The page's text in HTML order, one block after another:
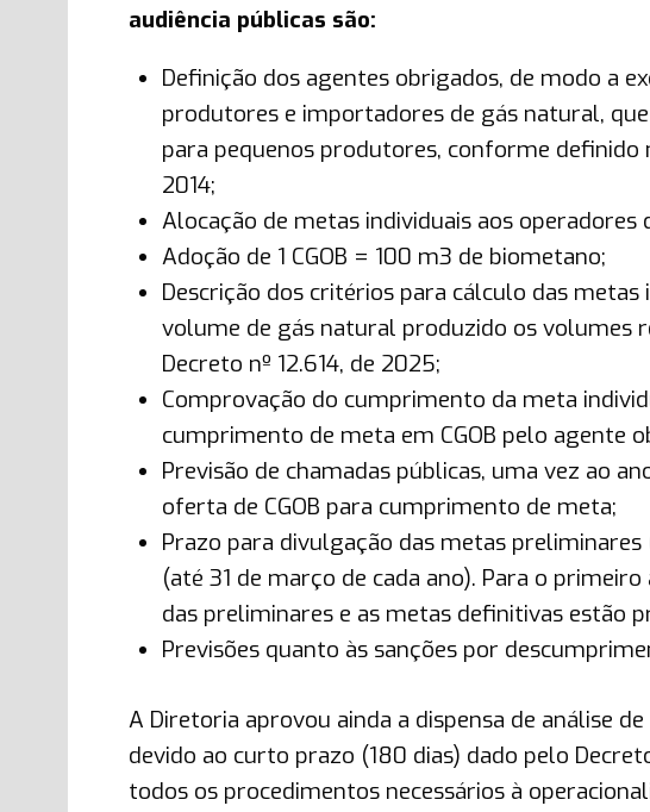
audiência públicas são:
Definição dos agentes obrigados, de modo a
produtores e importadores de gás natural,
para pequenos produtores, conforme definido
2014;
Alocação de metas individuais aos
Adoção de 1 CGOB = 100 m3 de biometano;
Descrição dos critérios para cálculo das
volume de gás natural produzido os volumes
Decreto nº 12.614, de 2025;
Comprovação do cumprimento da meta
cumprimento de meta em CGOB pelo agente
Previsão de chamadas públicas, uma vez ao
oferta de CGOB para cumprimento de meta;
Prazo para divulgação das metas
(até 31 de março de cada ano). Para o
das preliminares e as metas definitivas estão
Previsões quanto às sanções por
A Diretoria aprovou ainda a dispensa de análise
devido ao curto prazo (180 dias) dado pelo
todos os procedimentos necessários à